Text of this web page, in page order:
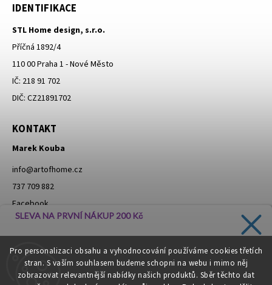
Pro personalizaci obsahu a vyhodnocování používáme cookies třetích
stran. S vaším souhlasem budeme schopni na webu i mimo něj
zobrazovat relevantnější nabídky našich produktů. Sběr těchto dat
IDENTIFIKACE
STL Home design, s.r.o.
Příčná 1892/4
110 00 Praha 1 - Nové Město
IČ: 218 91 702
DIČ: CZ21891702
KONTAKT
Marek Kouba
info@artofhome.cz
737 709 882
Facebook
Instagram
Moje objednávka - odstoupení od smlouvy
SLEVA NA PRVNÍ NÁKUP 200 Kč
slevách přímo do vaší schránky!